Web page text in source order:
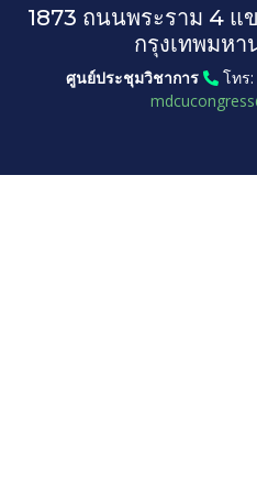
1873 ถนนพระราม 4 แ
กรุงเทพมหา
ศูนย์ประชุมวิชาการ โทร